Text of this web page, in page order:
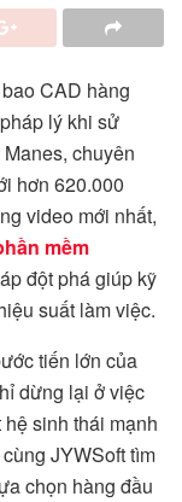
CAD hàng
lý khi sử
chuyên
hơn 620.000
video mới nhất,
mềm
đột phá giúp kỹ
suất làm việc.
tiến lớn của
dừng lại ở việc
sinh thái mạnh
JYWSoft tìm
chọn hàng đầu